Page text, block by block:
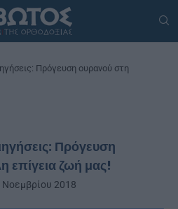
Πρόγευση ουρανού στη
Πρόγευση
επίγεια ζωή μας!
Νοεμβρίου 2018